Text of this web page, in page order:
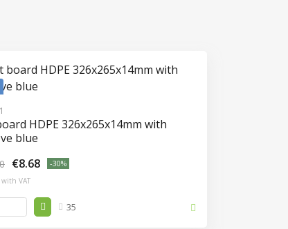
HDPE 326x265x14mm with
blue
€8.68
-30%
with VAT
35